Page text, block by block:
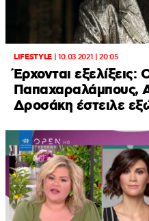
LIFESTYLE| 10.03.2021 | 20:05
Έρχονται
Παπαχαραλάμπους,
Δροσάκη έστειλε